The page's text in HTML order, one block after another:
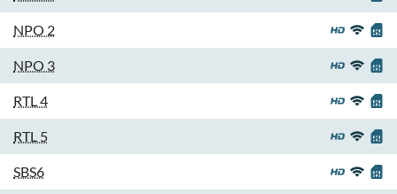
NPO 2
NPO 3
RTL 4
RTL 5
SBS6